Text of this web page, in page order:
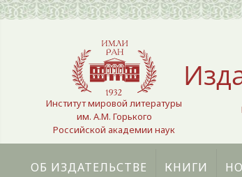
Выберите язык
Институт мировой литературы
им. А.М. Горького
Российской академии наук
ОБ ИЗДАТЕЛЬСТВЕ КНИГИ